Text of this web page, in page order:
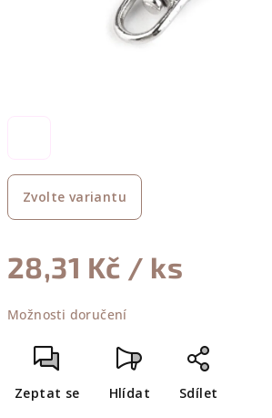
Zvolte variantu
28,31 Kč / ks
cena:
Možnosti doručení
Zeptat se Hlídat Sdílet